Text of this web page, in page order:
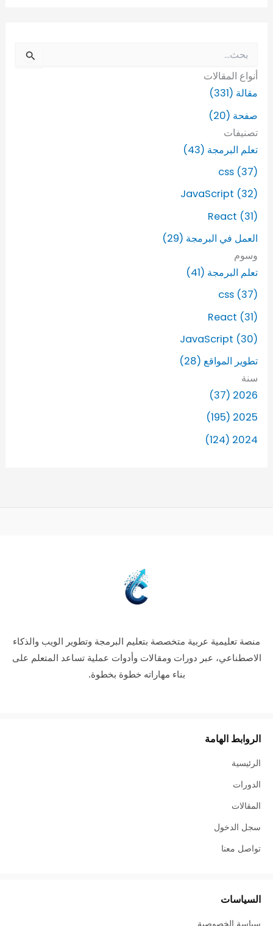
ب
ح
ع
:
أنواع المقالات
مقالة (331)
صفحة (20)
تصنيفات
تعلم البرمجة (43)
css (37)
JavaScript (32)
React (31)
العمل في البرمجة (29)
وسوم
تعلم البرمجة (41)
css (37)
React (31)
JavaScript (30)
تطوير المواقع (28)
سنة
2026 (37)
2025 (195)
2024 (124)
منصة تعليمية عربية متخصصة بتعليم البرمجة وتطوير الويب والذكاء
الاصطناعي، عبر دورات ومقالات وأدوات عملية تساعد المتعلم على
بناء مهاراته خطوة بخطوة.
الروابط الهامة
الرئيسية
الدورات
المقالات
سجل الدخول
تواصل معنا
السياسات
سياسة الخصوصية